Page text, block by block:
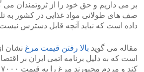
بر می داریم و حق خود را از ثروتمندان می
صف های طولانی مواد غذایی در کشور به
داده است که نباید آنچه قابل دسترس نیست
مقاله می گوید بالا رفتن قیمت مرغ نشان
است که به دلیل برنامه اتمی ایران بر
<